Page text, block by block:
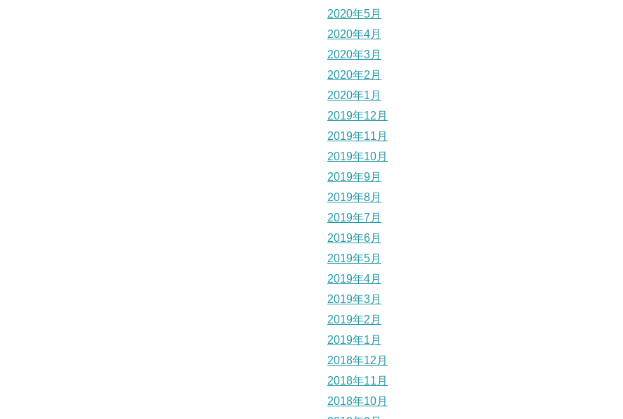
2020年5月
2020年4月
2020年3月
2020年2月
2020年1月
2019年12月
2019年11月
2019年10月
2019年9月
2019年8月
2019年7月
2019年6月
2019年5月
2019年4月
2019年3月
2019年2月
2019年1月
2018年12月
2018年11月
2018年10月